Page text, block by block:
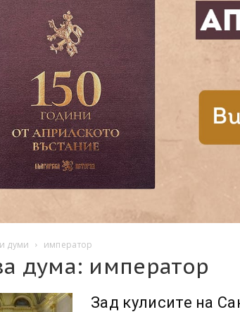
думи император
дума: император
Зaд кулисите на